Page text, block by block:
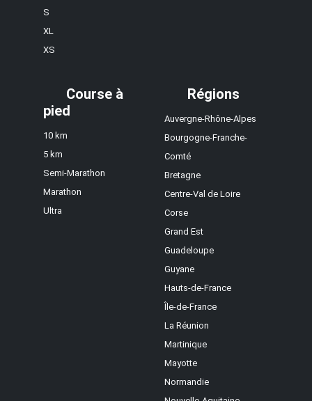
S
XL
XS
Course à
pied
10 km
5 km
Semi-Marathon
Marathon
Ultra
Régions
Auvergne-Rhône-Alpes
Bourgogne-Franche-
Comté
Bretagne
Centre-Val de Loire
Corse
Grand Est
Guadeloupe
Guyane
Hauts-de-France
Île-de-France
La Réunion
Martinique
Mayotte
Normandie